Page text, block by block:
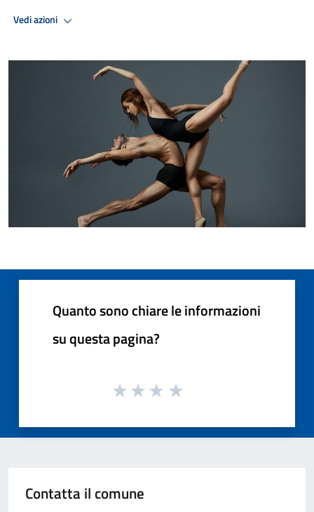
Vedi azioni
Quanto sono chiare le informazioni
su questa pagina?
Contatta il comune